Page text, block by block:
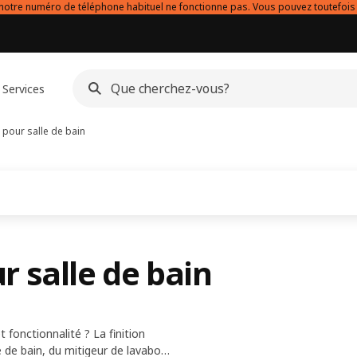
numéro de téléphone habituel ne fonctionne pas. Vous pouvez
Services
salle de bain
salle de bain
fonctionnalité ? La finition
bain, du mitigeur de lavabo